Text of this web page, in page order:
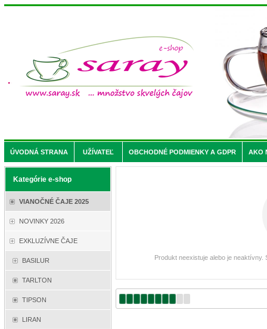
ÚVODNÁ STRANA UŽÍVATEĽ OBCHODNÉ PODMIENKY A GDPR AKO
Kategórie e-shop
VIANOČNÉ ČAJE 2025
NOVINKY 2026
EXKLUZÍVNE ČAJE
BASILUR
TARLTON
TIPSON
LIRAN
Produkt neexistuje alebo je